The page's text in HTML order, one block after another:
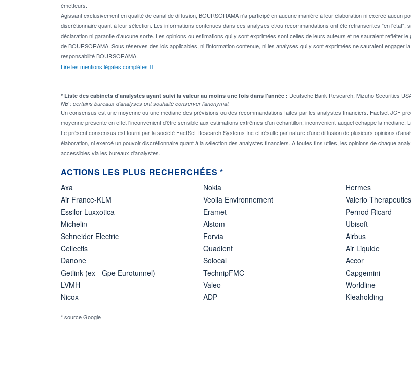
émetteurs.
Agissant exclusivement en qualité de canal de diffusion, BOURSORAMA n'a participé en aucune manière à leur élaboration ni exercé aucun
discrétionnaire quant à leur sélection. Les informations contenues dans ces analyses et/ou recommandations ont été retranscrites "en l'état",
déclaration ni garantie d'aucune sorte. Les opinions ou estimations qui y sont exprimées sont celles de leurs auteurs et ne sauraient refléter le
de BOURSORAMA. Sous réserves des lois applicables, ni l'information contenue, ni les analyses qui y sont exprimées ne sauraient engager la
responsabilité BOURSORAMA.
Lire les mentions légales complètes
* Liste des cabinets d'analystes ayant suivi la valeur au moins une fois dans l'année : Deutsche Bank Research, Mizuho Securities
NB : certains bureaux d'analyses ont souhaité conserver l'anonymat
Un consensus est une moyenne ou une médiane des prévisions ou des recommandations faites par les analystes financiers. Factset JCF
moyenne présente en effet l'inconvénient d'être sensible aux estimations extrêmes d'un échantillon, inconvénient auquel échappe la
Le présent consensus est fourni par la société FactSet Research Systems Inc et résulte par nature d'une diffusion de plusieurs opinions
élaboration, ni exercé un pouvoir discrétionnaire quant à la sélection des analystes financiers. A toutes fins utiles, les opinions de chaque
accessibles via les bureaux d'analystes.
ACTIONS LES PLUS RECHERCHÉES *
Axa
Air France-KLM
Essilor Luxxotica
Michelin
Schneider Electric
Cellectis
Danone
Getlink (ex - Gpe Eurotunnel)
LVMH
Nicox
Nokia
Veolia Environnement
Eramet
Alstom
Forvia
Quadient
Solocal
TechnipFMC
Valeo
ADP
Hermes
Valerio Therapeutics
Pernod Ricard
Ubisoft
Airbus
Air Liquide
Accor
Capgemini
Worldline
Kleaholding
* source Google